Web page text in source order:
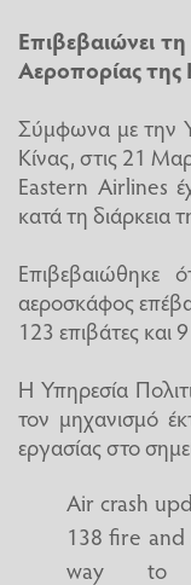
Επιβεβαιώνει
Αεροπορίας της
Σύμφωνα με την
Κίνας, στις 21
Eastern Airlines
κατά τη
Επιβεβαιώθηκε
αεροσκάφος
123 επιβάτες
Η Υπηρεσία
τον μηχανισμό
εργασίας στο
Air crash
138 fire
way to